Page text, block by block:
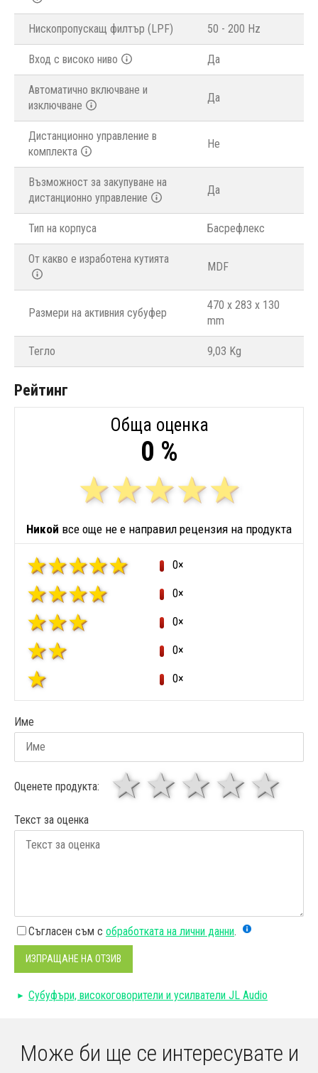
Нископропускащ филтър (LPF) 50 - 200 Hz
Вход с високо ниво Да
Автоматично включване и
изключване
Да
Дистанционно управление в
комплекта
Не
Възможност за закупуване на
дистанционно управление
Да
Тип на корпуса Басрефлекс
От какво е изработена кутията
MDF
Размери на активния субуфер
470 x 283 x 130
mm
Тегло 9,03 Kg
Рейтинг
Обща оценка
0 %
Никой все още не е направил рецензия на продукта
0×
0×
0×
0×
0×
Име
Оценете продукта: 4
3
звезди
1 звезда
Текст за оценка
Съгласен съм с обработката на лични данни.
ИЗПРАЩАНЕ НА ОТЗИВ
Субуфъри, високоговорители и усилватели JL Audio
Може би ще се интересувате и